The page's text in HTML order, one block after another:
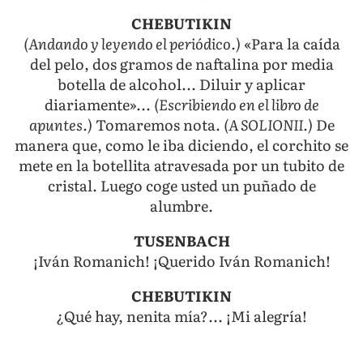
CHEBUTIKIN
(Andando y leyendo el periódico.) «Para la caída
del pelo, dos gramos de naftalina por media
botella de alcohol... Diluir y aplicar
diariamente»... (Escribiendo en el libro de
apuntes.)Tomaremos nota. (A SOLIONII.) De
manera que, como le iba diciendo, el corchito se
mete en la botellita atravesada por un tubito de
cristal. Luego coge usted un puñado de
alumbre.
TUSENBACH
¡Iván Romanich! ¡Querido Iván Romanich!
CHEBUTIKIN
¿Qué hay, nenita mía?... ¡Mi alegría!